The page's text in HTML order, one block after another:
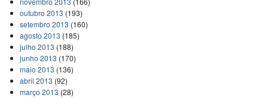
outubro 2013 (193)
setembro 2013 (160)
agosto 2013 (185)
julho 2013 (188)
junho 2013 (170)
maio 2013 (136)
abril 2013 (92)
março 2013 (28)